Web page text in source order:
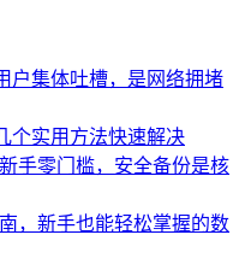
户集体吐槽，是网络拥堵
个实用方法快速解决
手零门槛，安全备份是核
，新手也能轻松掌握的数